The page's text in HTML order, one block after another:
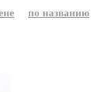
по названию